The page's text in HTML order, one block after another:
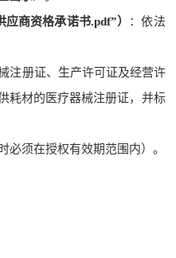
应商资格承诺书.pdf”）
：依法
注册证、生产许可证及经营许
耗材的医疗器械注册证，并标
必须在授权有效期范围内）。